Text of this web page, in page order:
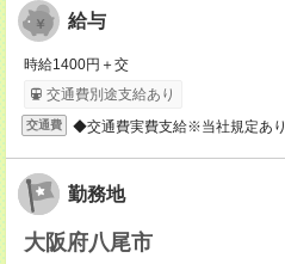
給与
時給1400円＋交
交通費別途支給あり
交通費 ◆交通費実費支給※当社規定あり
勤務地
大阪府八尾市